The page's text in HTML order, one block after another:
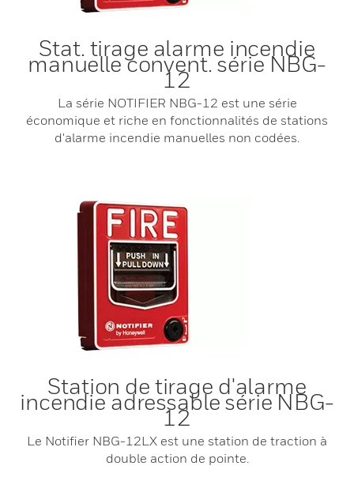
Stat. tirage alarme incendie
manuelle convent. série NBG-
12
La série NOTIFIER NBG-12 est une série
économique et riche en fonctionnalités de stations
d'alarme incendie manuelles non codées.
Station de tirage d'alarme
incendie adressable série NBG-
12
Le Notifier NBG-12LX est une station de traction à
double action de pointe.